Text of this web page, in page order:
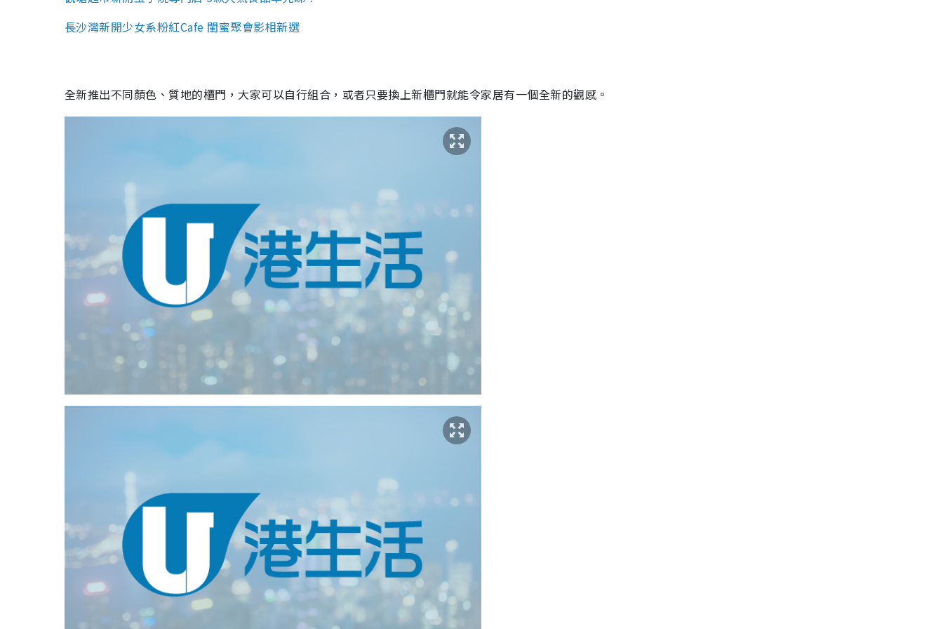
長沙灣新開少女系粉紅Cafe 閨蜜聚會影相新選
全新推出不同顏色、質地的櫃門，大家可以自行組合，或者只要換上新櫃門就能令家居有一個全新的觀感。